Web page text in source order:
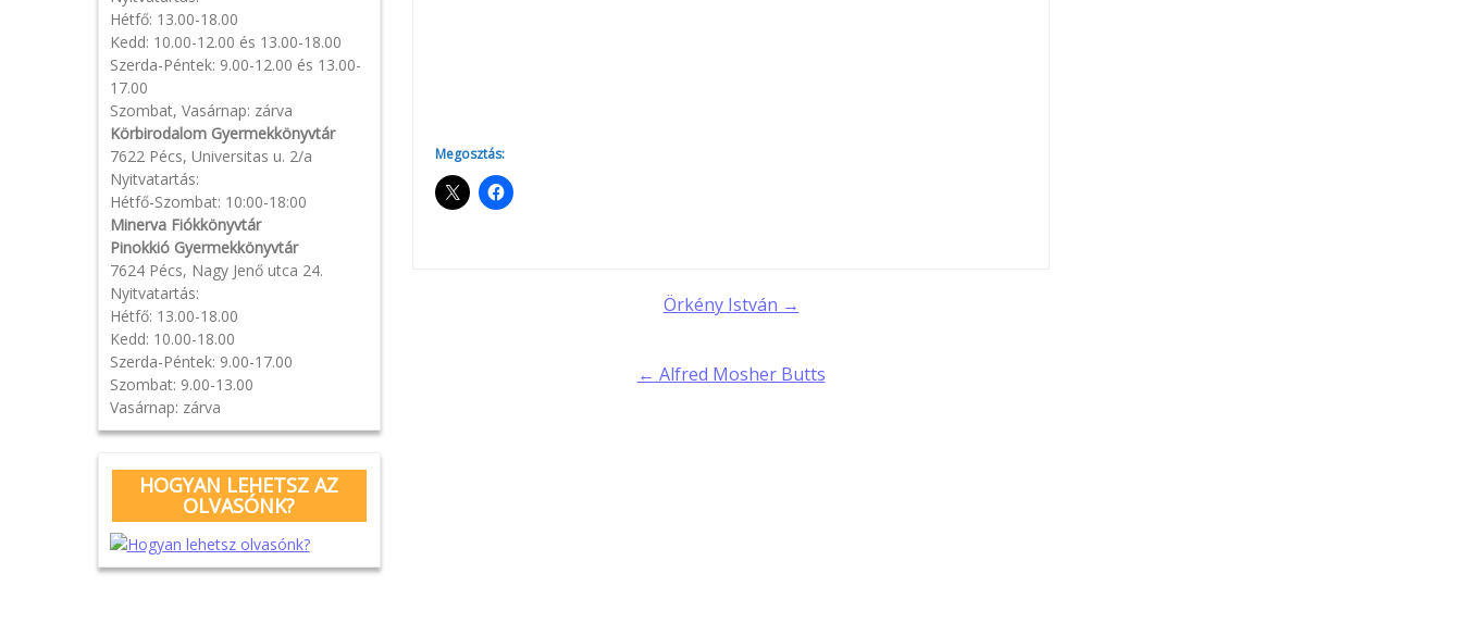
Hétfő: 13.00-18.00
Kedd: 10.00-12.00 és 13.00-18.00
Szerda-Péntek: 9.00-12.00 és 13.00-
17.00
Szombat, Vasárnap: zárva
Körbirodalom Gyermekkönyvtár
7622 Pécs, Universitas u. 2/a
Nyitvatartás:
Hétfő-Szombat: 10:00-18:00
Minerva Fiókkönyvtár
Pinokkió Gyermekkönyvtár
7624 Pécs, Nagy Jenő utca 24.
Nyitvatartás:
Hétfő: 13.00-18.00
Kedd: 10.00-18.00
Szerda-Péntek: 9.00-17.00
Szombat: 9.00-13.00
Vasárnap: zárva
HOGYAN LEHETSZ AZ
OLVASÓNK?
Megosztás:
Örkény István →
← Alfred Mosher Butts